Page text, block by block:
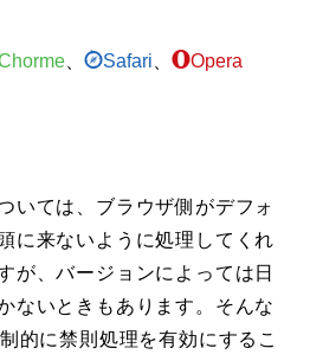
Safari Opera
いては、ブラウザ側がデフォ
に来ないように処理してくれ
が、バージョンによっては日
ないときもあります。そんな
的に禁則処理を有効にするこ